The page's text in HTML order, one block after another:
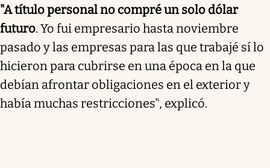
"A título personal no compré un solo dólar
futuro. Yo fui empresario hasta noviembre
pasado y las empresas para las que trabajé sí lo
hicieron para cubrirse en una época en la que
debían afrontar obligaciones en el exterior y
había muchas restricciones", explicó.